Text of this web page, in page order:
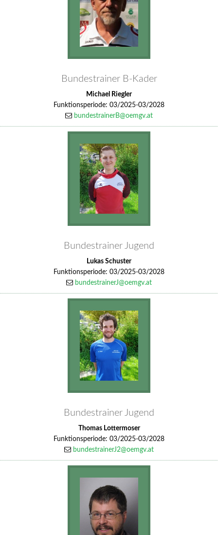
Bundestrainer B-Kader
Michael Riegler
Funktionsperiode: 03/2025-03/2028
bundestrainerB@oemgv.at
Bundestrainer Jugend
Lukas Schuster
Funktionsperiode: 03/2025-03/2028
bundestrainerJ@oemgv.at
Bundestrainer Jugend
Thomas Lottermoser
Funktionsperiode: 03/2025-03/2028
bundestrainerJ2@oemgv.at